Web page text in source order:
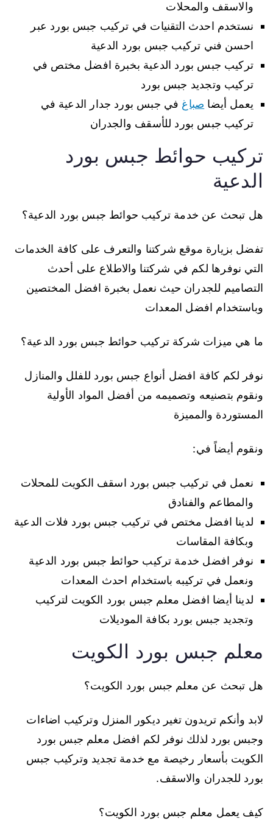
والاسقف والمحلات
نستخدم احدث التقنيات في تركيب جبس بورد عبر
احسن فني تركيب جبس بورد الدعية
تركيب جبس بورد الدعية بخبرة افضل مختص في
تركيب وتجديد جبس بورد
يعمل أيضا صباغ في جبس بورد جدار الدعية في
تركيب جبس بورد للأسقف والجدران
تركيب حوائط جبس بورد
الدعية
هل تبحث عن خدمة تركيب حوائط جبس بورد الدعية؟
تفضل بزيارة موقع شركتنا والتعرف على كافة الخدمات
التي نوفرها لكم في شركتنا والاطلاع على أحدث
التصاميم للجدران حيث نعمل بخبرة افضل المختصين
وباستخدام افضل المعدات
ما هي ميزات شركة تركيب حوائط جبس بورد الدعية؟
نوفر لكم كافة افضل أنواع جبس بورد للفلل والمنازل
ونقوم بتصنيعه وتصميمه من أفضل المواد الأولية
المستوردة والمميزة
ونقوم أيضاً في:
نعمل في تركيب جبس بورد اسقف الكويت للمحلات
والمطاعم والفنادق
لدينا افضل مختص في تركيب جبس بورد فلات الدعية
وبكافة المقاسات
نوفر افضل خدمة تركيب حوائط جبس بورد الدعية
ونعمل في تركيبه باستخدام احدث المعدات
لدينا أيضا افضل معلم جبس بورد الكويت لتركيب
وتجديد جبس بورد بكافة الموديلات
معلم جبس بورد الكويت
هل تبحث عن معلم جبس بورد الكويت؟
لابد وأنكم تريدون تغير ديكور المنزل وتركيب اضاءات
وجبس بورد لذلك نوفر لكم افضل معلم جبس بورد
الكويت بأسعار رخيصة مع خدمة تجديد وتركيب جبس
بورد للجدران والاسقف.
كيف يعمل معلم جبس بورد الكويت؟